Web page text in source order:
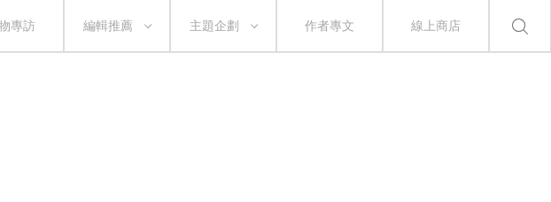
專訪 編輯推薦 主題企劃 作者專文 線上商店